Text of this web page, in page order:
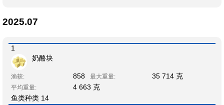
2025.07
1
奶酪块
渔获: 858 最大重量: 35 714 克
平均重量:
4 663 克
鱼类种类 14